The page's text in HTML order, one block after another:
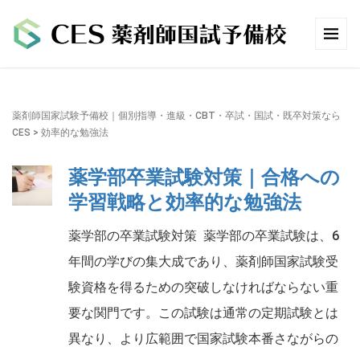
薬剤師国家試験予備校｜個別指導・進級・CBT・卒試・国試・既卒対策なら
CES > 効率的な勉強法
薬学部卒業試験対策｜合格への
学習戦略と効率的な勉強法
薬学部の卒業試験対策 薬学部の卒業試験は、6
年間の学びの集大成であり、薬剤師国家試験受
験資格を得るための突破しなければならない重
要な関門です。この試験は通常の定期試験とは
異なり、より広範囲で国家試験本番さながらの